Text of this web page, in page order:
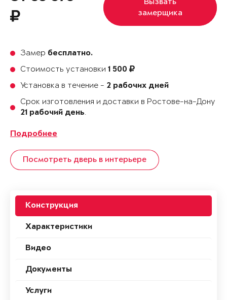
Вызвать
замерщика
Замер бесплатно.
Стоимость установки 1 500
Установка в течение - 2 рабочих дней
Срок изготовления и доставки в Ростове-на-Дону
21 рабочий день.
Подробнее
Посмотреть дверь в интерьере
Конструкция
Характеристики
Видео
Документы
Услуги